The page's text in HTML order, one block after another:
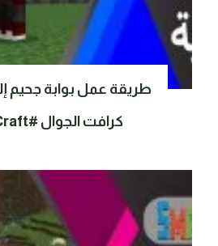
طريقة عمل بوابة جحيم
كرافت الجوال #SmartCraft